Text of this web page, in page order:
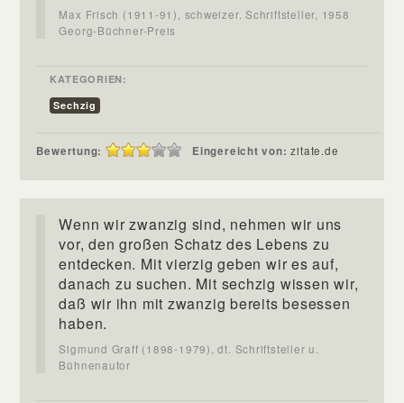
Max Frisch (1911-91), schweizer. Schriftsteller, 1958
Georg-Büchner-Preis
KATEGORIEN:
Sechzig
Bewertung: Eingereicht von:zitate.de
Wenn wir zwanzig sind, nehmen wir uns
vor, den großen Schatz des Lebens zu
entdecken. Mit vierzig geben wir es auf,
danach zu suchen. Mit sechzig wissen wir,
daß wir ihn mit zwanzig bereits besessen
haben.
Sigmund Graff (1898-1979), dt. Schriftsteller u.
Bühnenautor